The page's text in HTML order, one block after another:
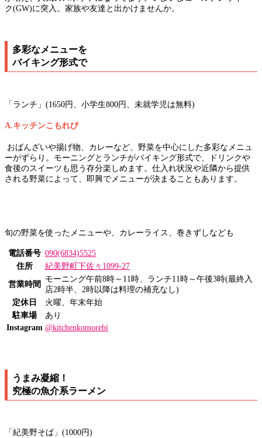
ク(GW)に突入。家族や友達と出かけませんか。
多彩なメニューを
バイキング形式で
「ランチ」(1650円、小学生800円、未就学児は無料)
A.キッチンこもれび
おばんざいや揚げ物、カレーなど、野菜を中心にした多彩なメニュ
ーがずらり。モーニングとランチがバイキング形式で、ドリンクや
食後のスイーツも思う存分楽しめます。仕入れ状況や近隣から提供
される野菜によって、即興でメニューが決まることもあります。
旬の野菜を使ったメニューや、カレーライス、巻きずしなども
電話番号 090(6834)5525
住所
紀美野町下佐々1099-27
営業時間
モーニング午前8時～11時、ランチ11時～午後3時(最終入
店2時半、2時以降は料理の補充なし)
定休日
火曜、年末年始
駐車場
あり
Instagram @kitchenkomorebi
うまみ凝縮！
究極の魚介系ラーメン
「紀美野そば」(1000円)